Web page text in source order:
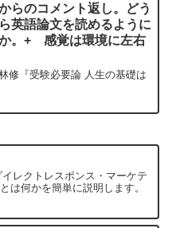
らのコメント返し。どう
英語論文を読めるように
。+ 感覚は環境に左右
修『受験必要論 人生の基礎は
イレクトレスポンス・マーケテ
は何かを簡単に説明します。